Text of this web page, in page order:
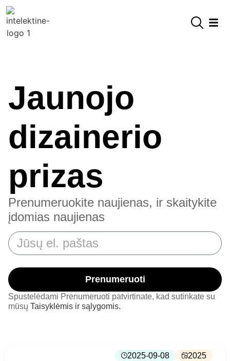
Jaunojo
dizainerio
prizas
Prenumeruokite naujienas, ir skaitykite
įdomias naujienas
Prenumeruoti
Spustelėdami Prenumeruoti patvirtinate, kad sutinkate su
mūsų Taisyklėmis ir sąlygomis.
2025-09-08 2025